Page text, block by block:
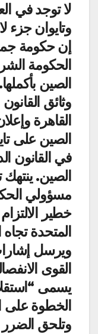
لا توجد في
وتايوان جزء
إن حكومة
الحكومة
الصين
وثائق
القاهرة
الصين على
في القانون
الصين.
مسؤولي
خطير
المتحدة
ويرسل
القوى
يسمى
الخطوة على
وتلحق الضرر